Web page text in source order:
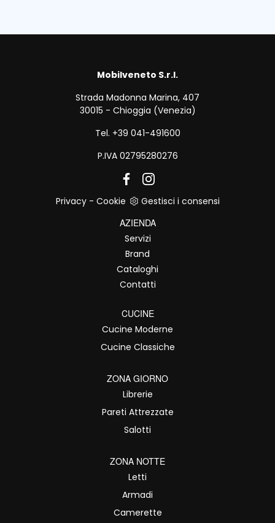
Mobilveneto S.r.l.
Strada Madonna Marina, 407
30015 - Chioggia (Venezia)
Tel. +39 041-491600
P.IVA 02795280276
Privacy- Cookie
Gestisci i consensi
AZIENDA
Servizi
Brand
Cataloghi
Contatti
CUCINE
Cucine Moderne
Cucine Classiche
ZONA GIORNO
Librerie
Pareti Attrezzate
Salotti
ZONA NOTTE
Letti
Armadi
Camerette